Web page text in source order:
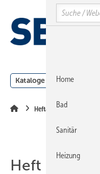
Hauptinhalt
Hauptmenü
SiteSearch
Kataloge Meldungen
Heftarchiv
Heft 24-2018
Search
Home
Bad
Sanitär
Heizung